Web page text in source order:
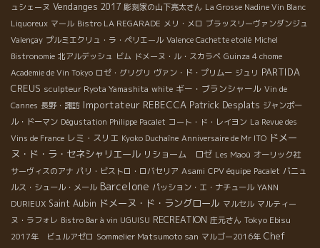
ュシェーヌ Vendanges 2017 彫刻家の山下亮太さん La Grosse Nadine Vin Blanc
Liquoreux マール Bistro LA REGARADE メリ・メロ ブラッスリーヴァンダンジュ
Valençay プルミエクリュ・ラ・ペリエール Valence Cachette etoilé Michel
Bistronomie 北アルデッシュ ビム ドメーヌ・ル・スカラベ Guinza 4 chome
Academie de Vin Tokyo ロゼ・グリグリ ヴァン・ド・プリムー ジュリ PARTIDA
CREUS sculpteur Ryota Yamashita white ギー・ブランシャール Vin de
Cannes 長野・諏訪 Importateur REBECCA Patrick Desplats ジャンポー
ル・ドーマン Dégustation Philippe Pacalet コート・ド・レイヨン La Revue des
Vins de France レミ・スリエ Kyoko Duchaîne Anniversaire de Mr ITO ドメー
ヌ・ド・ラ・セネシャリエール リショーム ロゼ Les Maoù オーリック社
サーヴィスのアナ パリ・ビストロ・ロバセリア Asami CPV équipe Pacalet バニュ
ルス・シュール・メール Barcelone パッション・エ・ナチュール YANN
DURIEUX Saint Aubin ドメーヌ・ド・ラングロール マルセル マルティー
ヌ・ラフォレ Bistro Bar à vin UGUISU RECREATION 庄元さん Tokyo Ebisu
2017年 ビュルアゼロ Sommelier Matsumoto san マルゴー2016年 Chef